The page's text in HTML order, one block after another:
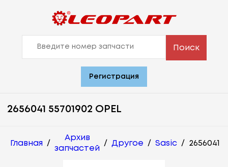
Поиск
Регистрация
2656041 55701902 OPEL
Главная /
Архив
запчастей
/ Другое / Sasic / 2656041